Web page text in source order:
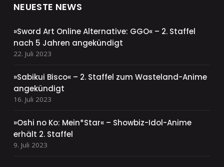
NEUESTE NEWS
»Sword Art Online Alternative: GGO« – 2. Staffel
nach 5 Jahren angekündigt
22. Juli 2023
»Sabikui Bisco« – 2. Staffel zum Wasteland-Anime
angekündigt
16. Juli 2023
»Oshi no Ko: Mein*Star« – Showbiz-Idol-Anime
erhält 2. Staffel
9. Juli 2023